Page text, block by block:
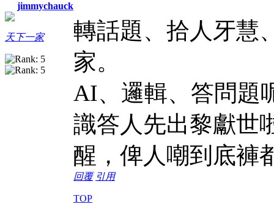
jimmychauck
天下一家
轉話題、拾人牙慧
家。
AI、邏輯、答問題
識答人先出黎獻世
醒，俾人嘲到底褲
回覆 引用
TOP